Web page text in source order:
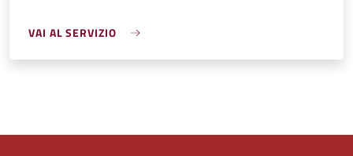
VAI AL SERVIZIO